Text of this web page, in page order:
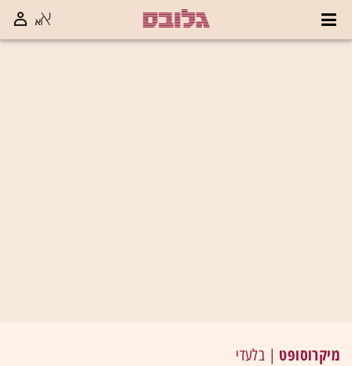
מיקרוסופט | בלעדי